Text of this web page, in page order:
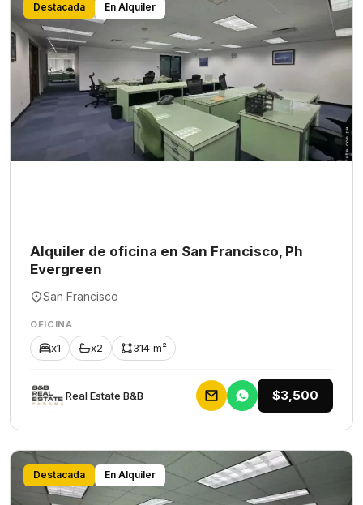
Destacada En Alquiler
Alquiler de oficina en San Francisco, Ph
Evergreen
San Francisco
OFICINA
x1 x2 314 m²
Rеаl Еstаtе В&В $3,500
Destacada En Alquiler